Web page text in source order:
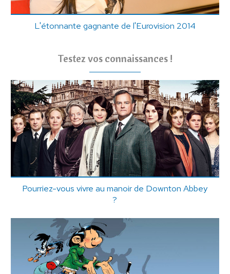
L'étonnante gagnante de l'Eurovision 2014
Testez vos connaissances !
Pourriez-vous vivre au manoir de Downton Abbey
?